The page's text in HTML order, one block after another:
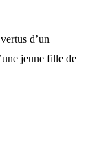
d’un
jeune fille de